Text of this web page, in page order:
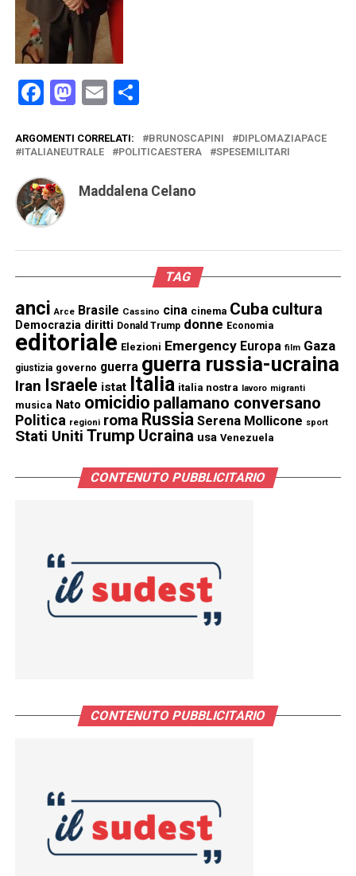
Facebook
Mastodon
EmailCondividi
ARGOMENTI CORRELATI: BRUNOSCAPINI
DIPLOMAZIAPACE
ITALIANEUTRALE
POLITICAESTERA SPESEMILITARI
Maddalena Celano
TAG
anci Arce Brasile Cassino cina cinema Cuba cultura
Democrazia diritti Donald Trump donne Economia
editoriale Elezioni Emergency Europa film Gaza
giustizia governo guerra guerra russia-ucraina
Iran Israele istat Italia italia nostra lavoro migranti
musica Nato omicidio pallamano conversano
Politica regioni roma Russia Serena Mollicone sport
Stati Uniti Trump Ucraina usa Venezuela
CONTENUTO PUBBLICITARIO
CONTENUTO PUBBLICITARIO